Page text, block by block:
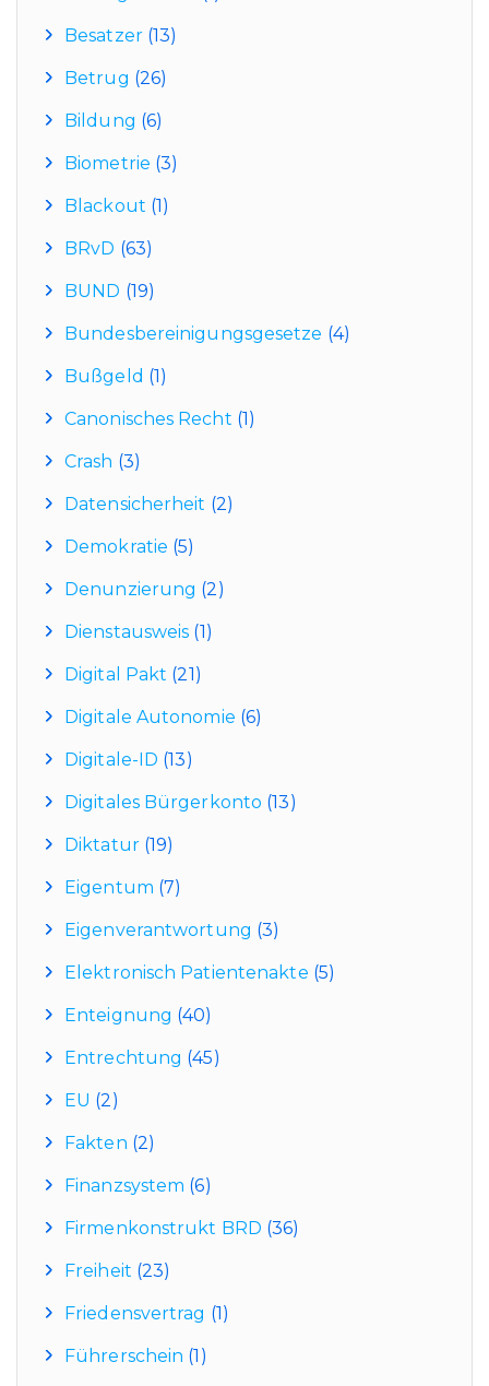
Besatzer(13)
Betrug (26)
Bildung (6)
Biometrie (3)
Blackout (1)
BRvD (63)
BUND (19)
Bundesbereinigungsgesetze (4)
Bußgeld (1)
Canonisches Recht (1)
Crash (3)
Datensicherheit (2)
Demokratie (5)
Denunzierung (2)
Dienstausweis (1)
Digital Pakt (21)
Digitale Autonomie (6)
Digitale-ID (13)
Digitales Bürgerkonto (13)
Diktatur(19)
Eigentum (7)
Eigenverantwortung (3)
Elektronisch Patientenakte (5)
Enteignung (40)
Entrechtung (45)
EU (2)
Fakten (2)
Finanzsystem (6)
Firmenkonstrukt BRD (36)
Freiheit (23)
Friedensvertrag (1)
Führerschein (1)